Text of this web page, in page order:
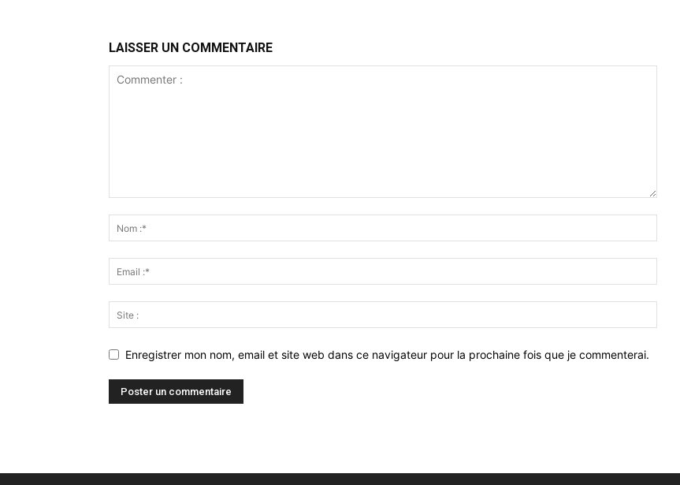
LAISSER UN COMMENTAIRE
Enregistrer mon nom, email et site web dans ce navigateur pour la prochaine fois que je commenterai.